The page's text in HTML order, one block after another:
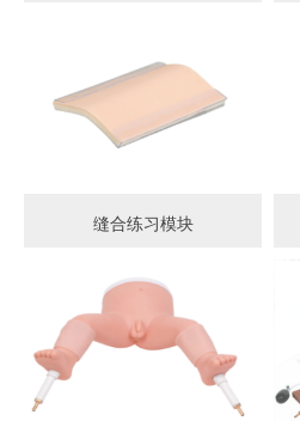
缝合练习模块